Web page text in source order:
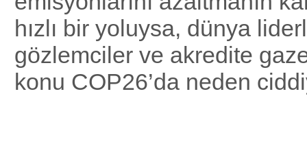
hızlı bir yoluysa, dünya
gözlemciler ve akredite
konu COP26’da neden